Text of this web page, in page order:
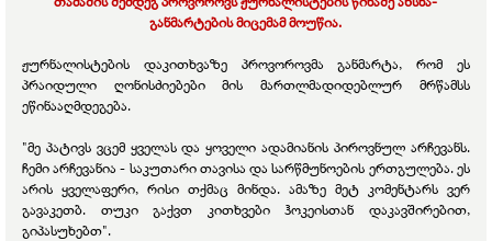
განმარტების მიცემამ მოუწია.
ჟურნალისტების დაკითხვაზე პროვოროვმა განმარტა, რომ ეს
პრაიდული ღონისძიებები მის მართლმადიდებლურ მრწამსს
ეწინააღმდეგება.
"მე პატივს ვცემ ყველას და ყოველი ადამიანის პიროვნულ არჩევანს.
ჩემი არჩევანია - საკუთარი თავისა და სარწმუნოების ერთგულება. ეს
არის ყველაფერი, რისი თქმაც მინდა. ამაზე მეტ კომენტარს ვერ
გავაკეთბ. თუკი გაქვთ კითხვები ჰოკეისთან დაკავშირებით,
გიპასუხებთ".